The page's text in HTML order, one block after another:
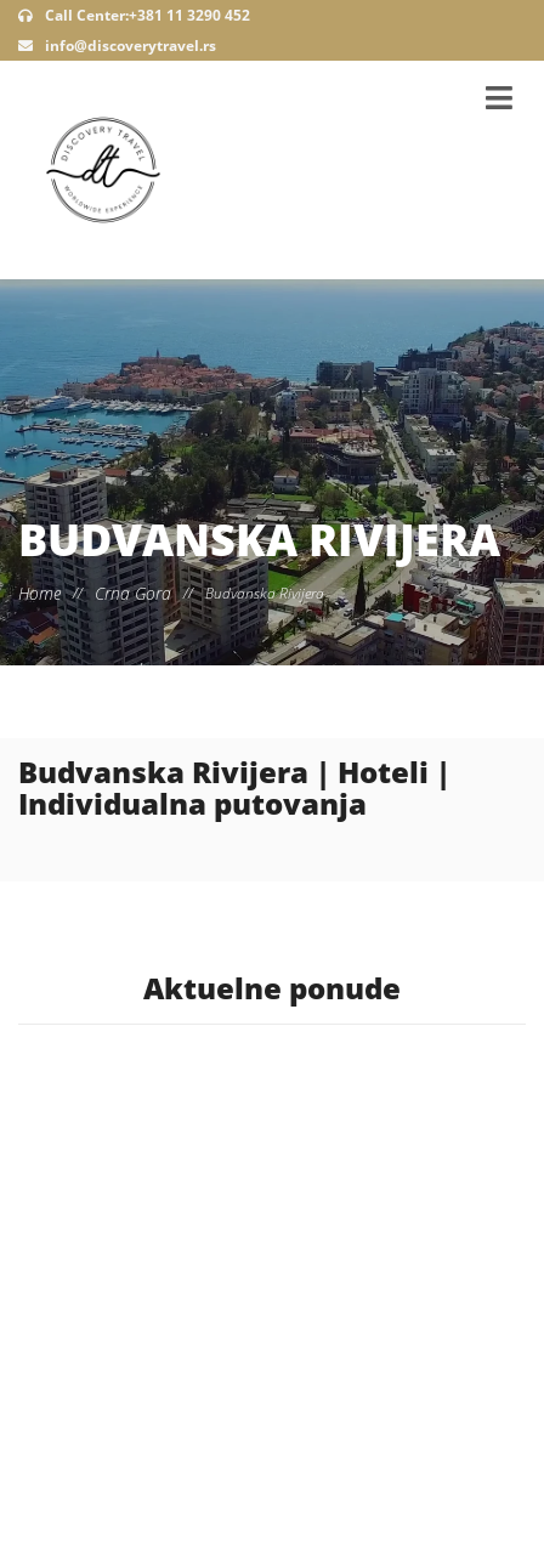
Call Center:+381 11 3290 452
info@discoverytravel.rs
BUDVANSKA RIVIJERA
Home // Crna Gora // Budvanska Rivijera
Budvanska Rivijera | Hoteli |
Individualna putovanja
Aktuelne ponude